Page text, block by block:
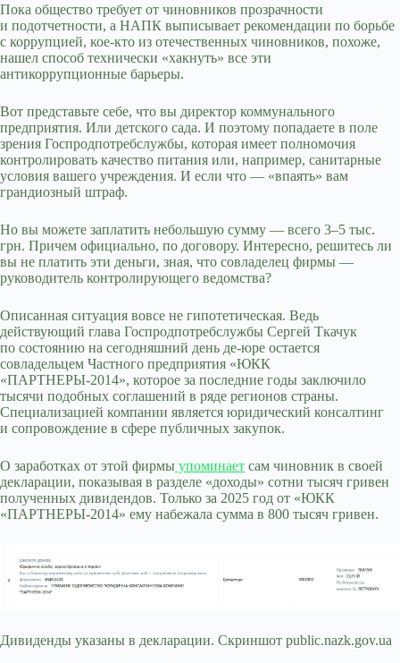
Пока общество требует от чиновников прозрачности
и подотчетности, а НАПК выписывает рекомендации по борьбе
с коррупцией, кое-кто из отечественных чиновников, похоже,
нашел способ технически «хакнуть» все эти
антикоррупционные барьеры.
Вот представьте себе, что вы директор коммунального
предприятия. Или детского сада. И поэтому попадаете в поле
зрения Госпродпотребслужбы, которая имеет полномочия
контролировать качество питания или, например, санитарные
условия вашего учреждения. И если что — «впаять» вам
грандиозный штраф.
Но вы можете заплатить небольшую сумму — всего 3–5 тыс.
грн. Причем официально, по договору. Интересно, решитесь ли
вы не платить эти деньги, зная, что совладелец фирмы —
руководитель контролирующего ведомства?
Описанная ситуация вовсе не гипотетическая. Ведь
действующий глава Госпродпотребслужбы Сергей Ткачук
по состоянию на сегодняшний день де-юре остается
совладельцем Частного предприятия «ЮКК
«ПАРТНЕРЫ-2014», которое за последние годы заключило
тысячи подобных соглашений в ряде регионов страны.
Специализацией компании является юридический консалтинг
и сопровождение в сфере публичных закупок.
О заработках от этой фирмы упоминает сам чиновник в своей
декларации, показывая в разделе «доходы» сотни тысяч гривен
полученных дивидендов. Только за 2025 год от «ЮКК
«ПАРТНЕРЫ-2014» ему набежала сумма в 800 тысяч гривен.
Дивиденды указаны в декларации. Скриншот public.nazk.gov.ua